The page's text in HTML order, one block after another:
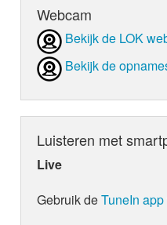
Webcam
Bekijk de LOK
Bekijk de
Luisteren met
Live
Gebruik deTuneIn app